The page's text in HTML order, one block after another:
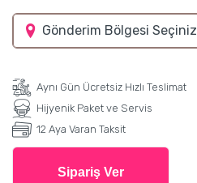
Gönderim Bölgesi Seçiniz
Aynı Gün Ücretsiz Hızlı Teslimat
Hijyenik Paket ve Servis
12 Aya Varan Taksit
Sipariş Ver